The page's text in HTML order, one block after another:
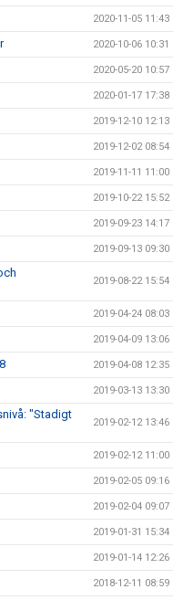
2020-11-05 11:43
2020-10-06 10:31
2020-05-20 10:57
2020-01-17 17:38
2019-12-10 12:13
2019-12-02 08:54
2019-11-11 11:00
2019-10-22 15:52
2019-09-23 14:17
2019-09-13 09:30
2019-08-22 15:54
2019-04-24 08:03
2019-04-09 13:06
2019-04-08 12:35
2019-03-13 13:30
"Stadigt
2019-02-12 13:46
2019-02-12 11:00
2019-02-05 09:16
2019-02-04 09:07
2019-01-31 15:34
2019-01-14 12:26
2018-12-11 08:59